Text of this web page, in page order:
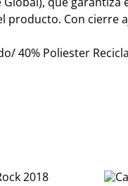
producto. Con cierre
40% Poliester